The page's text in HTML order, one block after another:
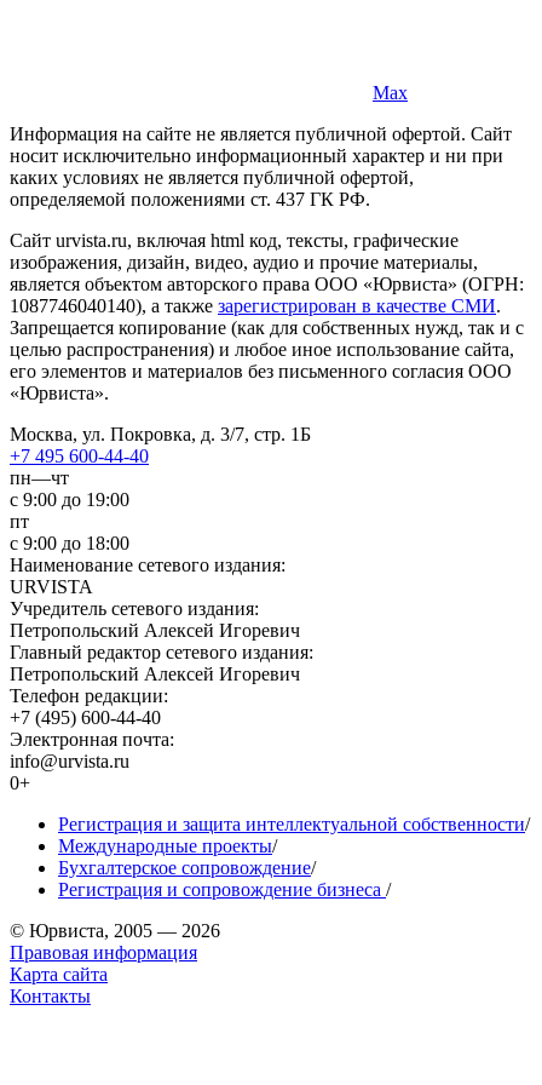
Max
Информация на сайте не является публичной офертой. Cайт
носит исключительно информационный характер и ни при
каких условиях не является публичной офертой,
определяемой положениями ст. 437 ГК РФ.
Сайт urvista.ru, включая html код, тексты, графические
изображения, дизайн, видео­, аудио­ и прочие материалы,
является объектом авторского права ООО «Юрвиста» (ОГРН:
1087746040140), а также зарегистрирован в качестве СМИ.
Запрещается копирование (как для собственных нужд, так и с
целью распространения) и любое иное использование сайта,
его элементов и материалов без письменного согласия ООО
«Юрвиста».
Москва, ул. Покровка, д. 3/7, стр. 1Б
+7 495 600-44-40
пн—чт
с 9:00 до 19:00
пт
с 9:00 до 18:00
Наименование сетевого издания:
URVISTA
Учредитель сетевого издания:
Петропольский Алексей Игоревич
Главный редактор сетевого издания:
Петропольский Алексей Игоревич
Телефон редакции:
+7 (495) 600-44-40
Электронная почта:
info@urvista.ru
0+
Регистрация и защита интеллектуальной собственности/
Международные проекты/
Бухгалтерское сопровождение/
Регистрация и сопровождение бизнеса /
© Юрвиста, 2005 — 2026
Правовая информация
Карта сайта
Контакты